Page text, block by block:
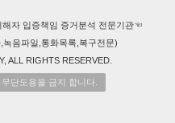
자 입증책임 증거분석 전문기관☜
음파일,통화목록,복구전문)
ALL RIGHTS RESERVED.
단도용을 금지 합니다.